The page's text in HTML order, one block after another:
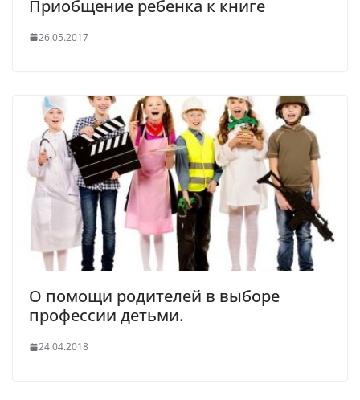
Приобщение ребенка к книге
26.05.2017
О помощи родителей в выборе
профессии детьми.
24.04.2018